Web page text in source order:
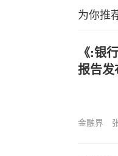
为你推
《:银
报告发
金融界